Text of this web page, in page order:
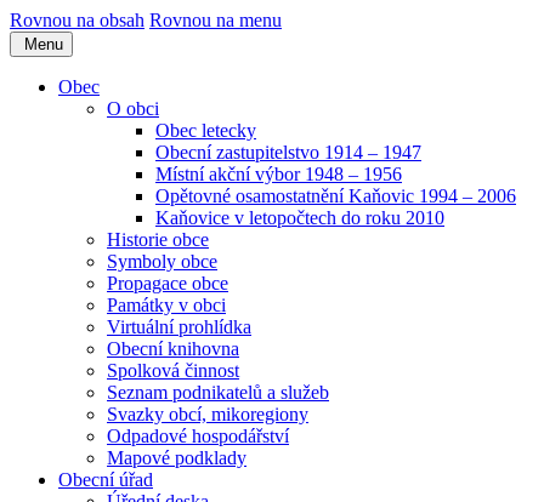
Rovnou na obsah Rovnou na menu
Menu
Obec
O obci
Obec letecky
Obecní zastupitelstvo 1914 – 1947
Místní akční výbor 1948 – 1956
Opětovné osamostatnění Kaňovic 1994 – 2006
Kaňovice v letopočtech do roku 2010
Historie obce
Symboly obce
Propagace obce
Památky v obci
Virtuální prohlídka
Obecní knihovna
Spolková činnost
Seznam podnikatelů a služeb
Svazky obcí, mikoregiony
Odpadové hospodářství
Mapové podklady
Obecní úřad